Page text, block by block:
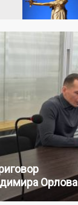
Орлова